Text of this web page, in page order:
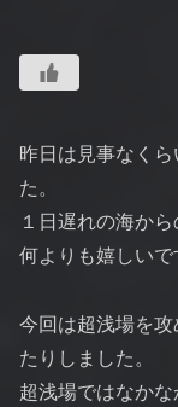
昨日は見事なく
た。
１日遅れの海か
何よりも嬉しいで
今回は超浅場を
たりしました。
超浅場ではなか